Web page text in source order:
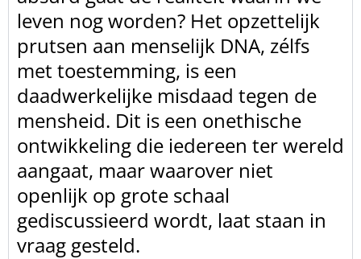
leven nog worden? Het opzettelijk
prutsen aan menselijk DNA, zélfs
met toestemming, is een
daadwerkelijke misdaad tegen de
mensheid. Dit is een onethische
ontwikkeling die iedereen ter wereld
aangaat, maar waarover niet
openlijk op grote schaal
gediscussieerd wordt, laat staan in
vraag gesteld.